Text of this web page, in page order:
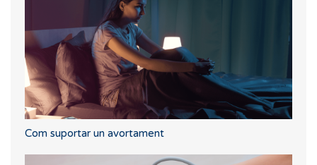
Com suportar un avortament